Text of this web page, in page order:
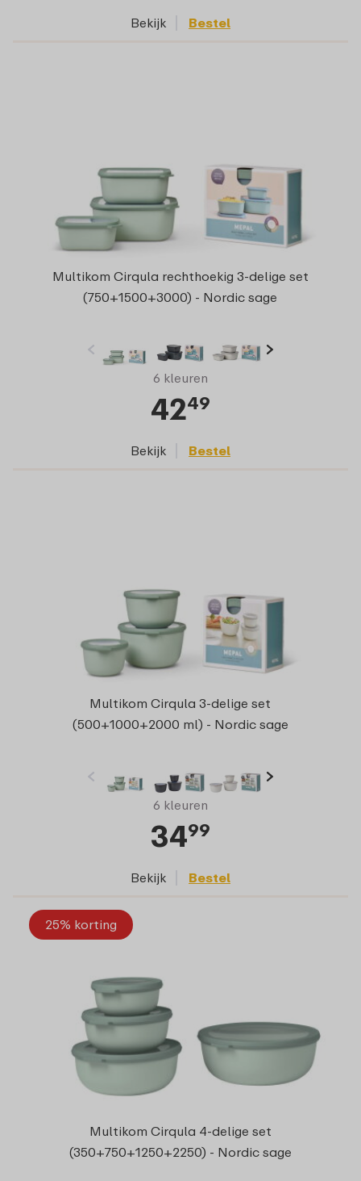
Bekijk Bestel
Multikom Cirqula rechthoekig 3-delige set
(750+1500+3000) - Nordic sage
6 kleuren
4249
Bekijk Bestel
Multikom Cirqula 3-delige set
(500+1000+2000 ml) - Nordic sage
6 kleuren
3499
Bekijk Bestel
25% korting
Multikom Cirqula 4-delige set
(350+750+1250+2250) - Nordic sage